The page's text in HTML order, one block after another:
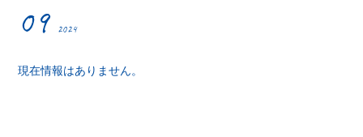
会員登録
09 2024
現在情報はありません。